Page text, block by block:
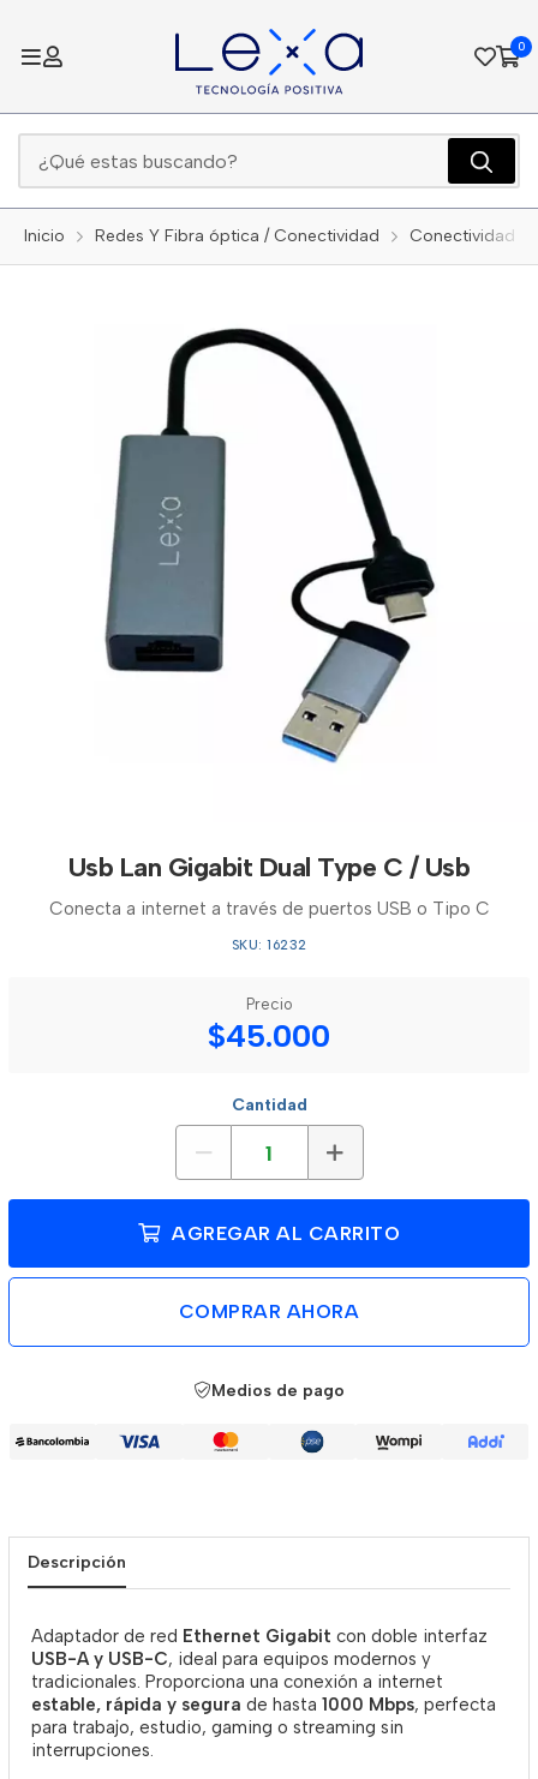
0
Inicio Redes Y Fibra óptica / Conectividad Conectividad
Usb Lan Gigabit Dual Type C / Usb
Conecta a internet a través de puertos USB o Tipo C
SKU: 16232
Precio
$45.000
Cantidad
AGREGAR AL CARRITO
COMPRAR AHORA
Medios de pago
Descripción
Adaptador de red Ethernet Gigabit con doble interfaz
USB-A y USB-C, ideal para equipos modernos y
tradicionales. Proporciona una conexión a internet
estable, rápida y segura de hasta 1000 Mbps, perfecta
para trabajo, estudio, gaming o streaming sin
interrupciones.